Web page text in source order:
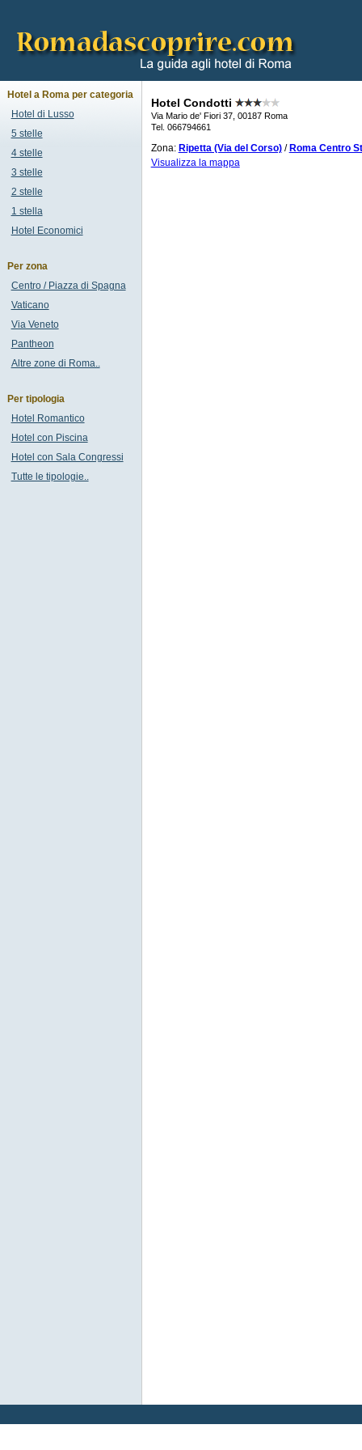
Hotel Condotti
Via Mario de' Fiori 37, 00187 Roma
Tel. 066794661
Zona: Ripetta (Via del Corso)/ Roma Centro
Visualizza la mappa
Hotel a Roma per categoria
Hotel di Lusso
5 stelle
4 stelle
3 stelle
2 stelle
1 stella
Hotel Economici
Per zona
Centro / Piazza di Spagna
Vaticano
Via Veneto
Pantheon
Altre zone di Roma..
Per tipologia
Hotel Romantico
Hotel con Piscina
Hotel con Sala Congressi
Tutte le tipologie..